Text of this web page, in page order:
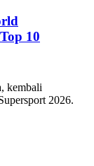
10
kembali
2026.